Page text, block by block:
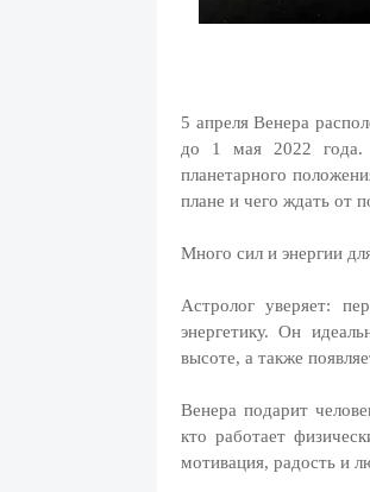
5 апреля Венера
до 1 мая 2022 года.
планетарного
плане и чего ждать от
Много сил и энергии
Астролог уверяет:
энергетику. Он
высоте, а также
Венера подарит
кто работает
мотивация, радость и